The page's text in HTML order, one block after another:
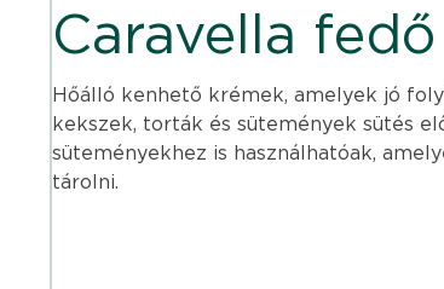
Caravella
Hőálló kenhető krémek, amelyek jó
kekszek, torták és sütemények sütés
süteményekhez is használhatóak,
tárolni.